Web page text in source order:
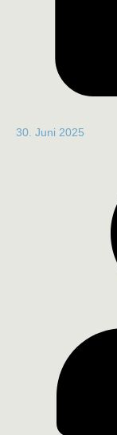
30. Juni 2025